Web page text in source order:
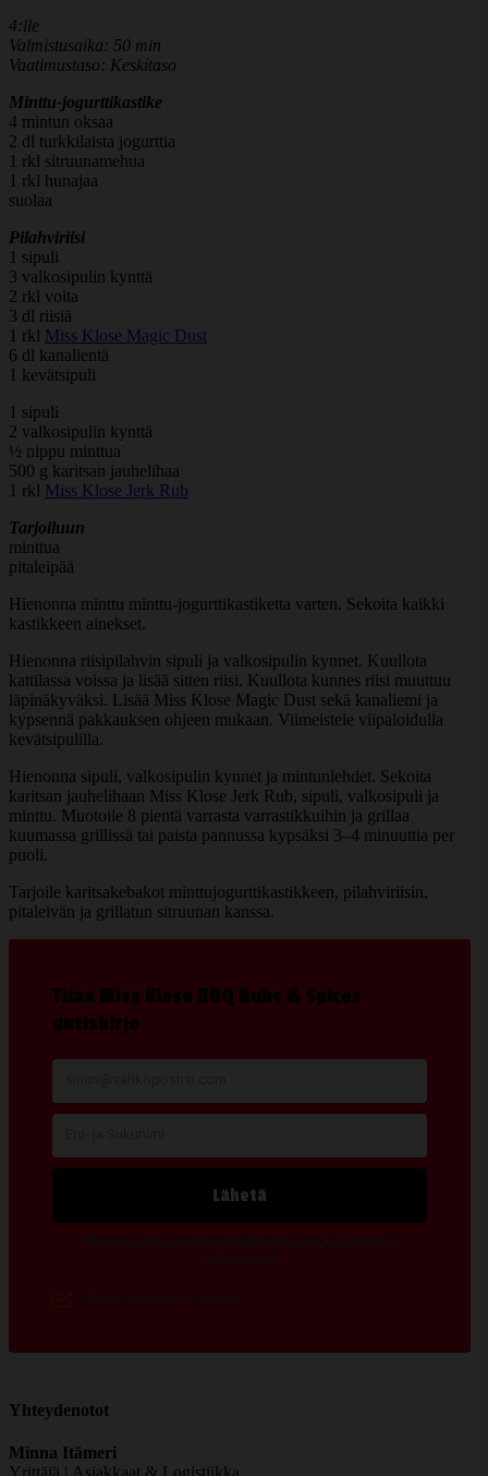
4:lle
Valmistusaika: 50 min
Vaatimustaso: Keskitaso
Minttu-jogurttikastike
4 mintun oksaa
2 dl turkkilaista jogurttia
1 rkl sitruunamehua
1 rkl hunajaa
suolaa
Pilahviriisi
1 sipuli
3 valkosipulin kynttä
2 rkl voita
3 dl riisiä
1 rkl Miss Klose Magic Dust
6 dl kanalientä
1 kevätsipuli
1 sipuli
2 valkosipulin kynttä
½ nippu minttua
500 g karitsan jauhelihaa
1 rkl Miss Klose Jerk Rub
Tarjoiluun
minttua
pitaleipää
Hienonna minttu minttu-jogurttikastiketta varten. Sekoita kaikki
kastikkeen ainekset.
Hienonna riisipilahvin sipuli ja valkosipulin kynnet. Kuullota
kattilassa voissa ja lisää sitten riisi. Kuullota kunnes riisi muuttuu
läpinäkyväksi. Lisää Miss Klose Magic Dust sekä kanaliemi ja
kypsennä pakkauksen ohjeen mukaan. Viimeistele viipaloidulla
kevätsipulilla.
Hienonna sipuli, valkosipulin kynnet ja mintunlehdet. Sekoita
karitsan jauhelihaan Miss Klose Jerk Rub, sipuli, valkosipuli ja
minttu. Muotoile 8 pientä varrasta varrastikkuihin ja grillaa
kuumassa grillissä tai paista pannussa kypsäksi 3–4 minuuttia per
puoli.
Tarjoile karitsakebakot minttujogurttikastikkeen, pilahviriisin,
pitaleivän ja grillatun sitruunan kanssa.
Yhteydenotot
Minna Itämeri
Yrittäjä | Asiakkaat & Logistiikka